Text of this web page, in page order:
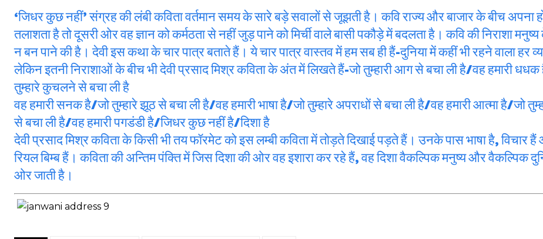
‘जिधर कुछ नहीं’ संग्रह की लंबी कविता वर्तमान समय के सारे बड़े सवालों से जूझती है। कवि राज्य और बाजार के बीच अपना
तलाशता है तो दूसरी ओर वह ज्ञान को कर्मठता से नहीं जुड़ पाने को मिर्ची वाले बासी पकौड़े में बदलता है। कवि की निराशा
न बन पाने की है। देवी इस कथा के चार पात्र बताते हैं। ये चार पात्र वास्तव में हम सब ही हैं-दुनिया में कहीं भी रहने वाला हर
लेकिन इतनी निराशाओं के बीच भी देवी प्रसाद मिश्र कविता के अंत में लिखते हैं-जो तुम्हारी आग से बचा ली है/वह हमारी
तुम्हारे कुचलने से बचा ली है
वह हमारी सनक है/जो तुम्हारे झूठ से बचा ली है/वह हमारी भाषा है/जो तुम्हारे अपराधों से बचा ली है/वह हमारी आत्मा है/जो
से बचा ली है/वह हमारी पगडंडी है/जिधर कुछ नहीं है/दिशा है
देवी प्रसाद मिश्र कविता के किसी भी तय फॉरमेट को इस लम्बी कविता में तोड़ते दिखाई पड़ते हैं। उनके पास भाषा है, विचार
रियल बिम्ब हैं। कविता की अन्तिम पंक्ति में जिस दिशा की ओर वह इशारा कर रहे हैं, वह दिशा वैकल्पिक मनुष्य और वैकल्पिक
ओर जाती है।